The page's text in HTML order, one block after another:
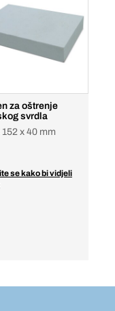
za oštrenje
svrdla
x 40 mm
se kako bi vidjeli